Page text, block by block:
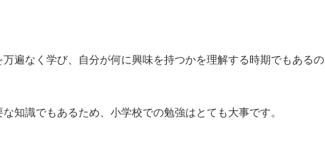
遍なく学び、自分が何に興味を持つかを理解する時期でもあるの
知識でもあるため、小学校での勉強はとても大事です。